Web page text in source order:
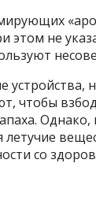
этом не
устройства,
чтобы
со